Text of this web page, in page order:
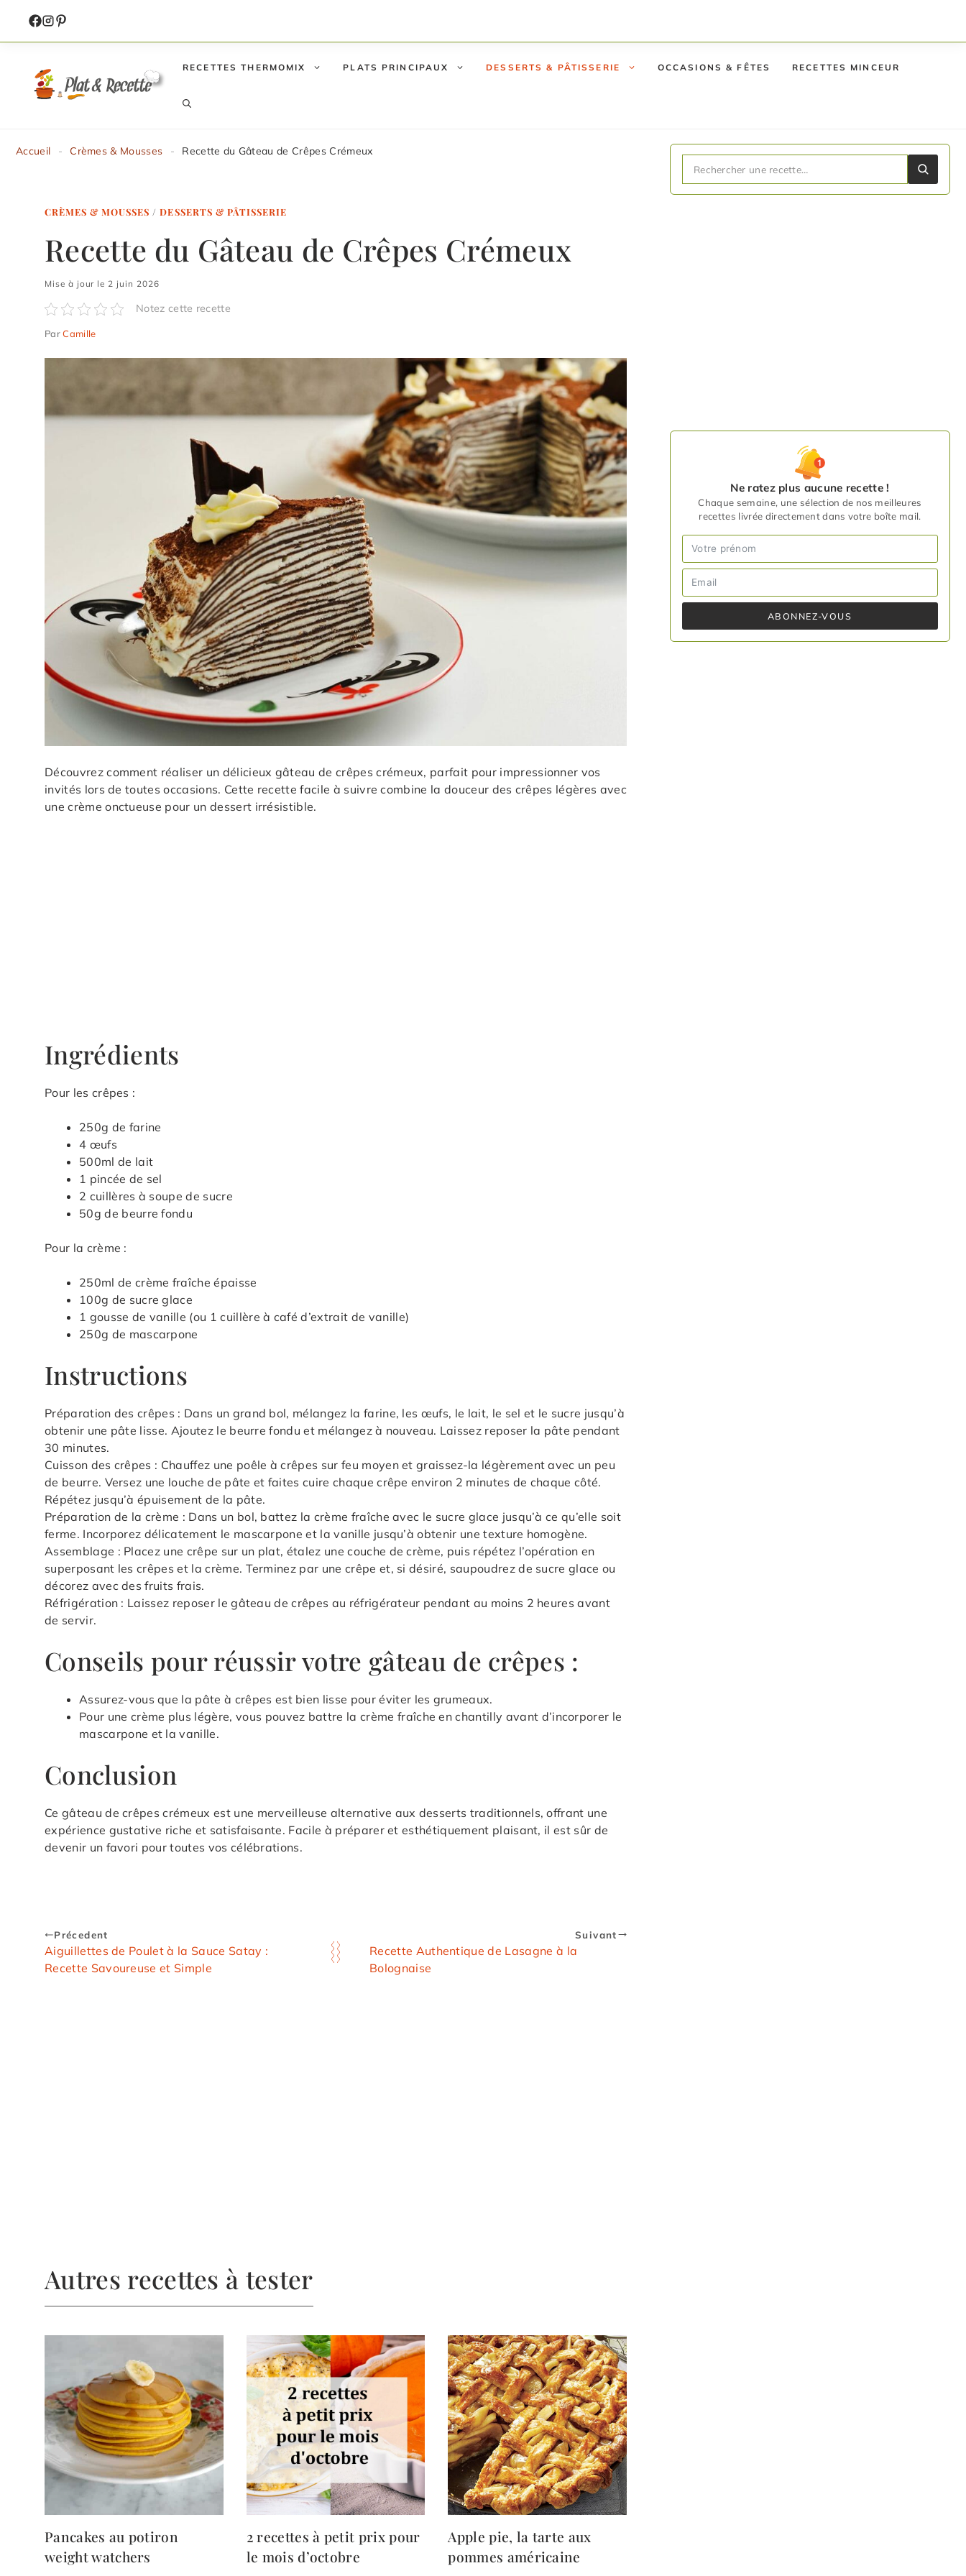
contenu
RECETTES THERMOMIX PLATS PRINCIPAUX DESSERTS & PÂTISSERIE OCCASIONS & FÊTES RECETTES MINCEUR
Accueil - Crèmes & Mousses - Recette du Gâteau de Crêpes Crémeux
CRÈMES & MOUSSES /DESSERTS & PÂTISSERIE
Recette du Gâteau de Crêpes Crémeux
Mise à jour le 2 juin 2026
Notez cette recette
ParCamille
Découvrez comment réaliser un délicieux gâteau de crêpes crémeux, parfait pour impressionner vos
invités lors de toutes occasions. Cette recette facile à suivre combine la douceur des crêpes légères avec
une crème onctueuse pour un dessert irrésistible.
Ingrédients
Pour les crêpes :
250g de farine
4 œufs
500ml de lait
1 pincée de sel
2 cuillères à soupe de sucre
50g de beurre fondu
Pour la crème :
250ml de crème fraîche épaisse
100g de sucre glace
1 gousse de vanille (ou 1 cuillère à café d’extrait de vanille)
250g de mascarpone
Instructions
Préparation des crêpes : Dans un grand bol, mélangez la farine, les œufs, le lait, le sel et le sucre jusqu’à
obtenir une pâte lisse. Ajoutez le beurre fondu et mélangez à nouveau. Laissez reposer la pâte pendant
30 minutes.
Cuisson des crêpes : Chauffez une poêle à crêpes sur feu moyen et graissez-la légèrement avec un peu
de beurre. Versez une louche de pâte et faites cuire chaque crêpe environ 2 minutes de chaque côté.
Répétez jusqu’à épuisement de la pâte.
Préparation de la crème : Dans un bol, battez la crème fraîche avec le sucre glace jusqu’à ce qu’elle soit
ferme. Incorporez délicatement le mascarpone et la vanille jusqu’à obtenir une texture homogène.
Assemblage : Placez une crêpe sur un plat, étalez une couche de crème, puis répétez l’opération en
superposant les crêpes et la crème. Terminez par une crêpe et, si désiré, saupoudrez de sucre glace ou
décorez avec des fruits frais.
Réfrigération : Laissez reposer le gâteau de crêpes au réfrigérateur pendant au moins 2 heures avant
de servir.
Conseils pour réussir votre gâteau de crêpes :
Assurez-vous que la pâte à crêpes est bien lisse pour éviter les grumeaux.
Pour une crème plus légère, vous pouvez battre la crème fraîche en chantilly avant d’incorporer le
mascarpone et la vanille.
Conclusion
Ce gâteau de crêpes crémeux est une merveilleuse alternative aux desserts traditionnels, offrant une
expérience gustative riche et satisfaisante. Facile à préparer et esthétiquement plaisant, il est sûr de
devenir un favori pour toutes vos célébrations.
Précedent
Aiguillettes de Poulet à la Sauce Satay :
Recette Savoureuse et Simple
Suivant
Recette Authentique de Lasagne à la
Bolognaise
Autres recettes à tester
Pancakes au potiron
weight watchers
2 recettes à petit prix pour
le mois d’octobre
Apple pie, la tarte aux
pommes américaine
Ne ratez plus aucune recette !
Chaque semaine, une sélection de nos meilleures
recettes livrée directement dans votre boîte mail.
ABONNEZ-VOUS